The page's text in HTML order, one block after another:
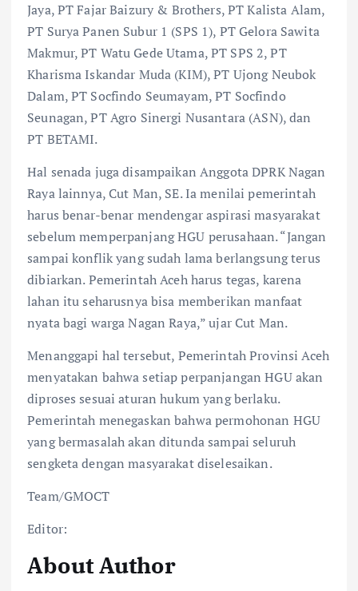
Jaya, PT Fajar Baizury & Brothers, PT Kalista Alam,
PT Surya Panen Subur 1 (SPS 1), PT Gelora Sawita
Makmur, PT Watu Gede Utama, PT SPS 2, PT
Kharisma Iskandar Muda (KIM), PT Ujong Neubok
Dalam, PT Socfindo Seumayam, PT Socfindo
Seunagan, PT Agro Sinergi Nusantara (ASN), dan
PT BETAMI.
Hal senada juga disampaikan Anggota DPRK Nagan
Raya lainnya, Cut Man, SE. Ia menilai pemerintah
harus benar-benar mendengar aspirasi masyarakat
sebelum memperpanjang HGU perusahaan. “Jangan
sampai konflik yang sudah lama berlangsung terus
dibiarkan. Pemerintah Aceh harus tegas, karena
lahan itu seharusnya bisa memberikan manfaat
nyata bagi warga Nagan Raya,” ujar Cut Man.
Menanggapi hal tersebut, Pemerintah Provinsi Aceh
menyatakan bahwa setiap perpanjangan HGU akan
diproses sesuai aturan hukum yang berlaku.
Pemerintah menegaskan bahwa permohonan HGU
yang bermasalah akan ditunda sampai seluruh
sengketa dengan masyarakat diselesaikan.
Team/GMOCT
Editor:
About Author